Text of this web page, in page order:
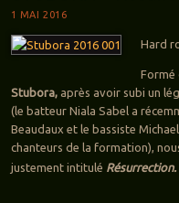
1 MAI 2016
Hard
Formé
Stubora,après avoir subi un
(le batteur Niala Sabel a
Beaudaux et le bassiste
chanteurs de la formation),
justement intitulé Résurrection.